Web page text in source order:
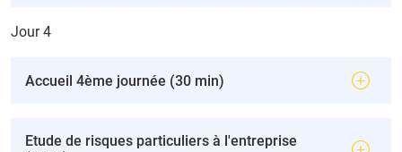
Jour 4
Accueil 4ème journée (30 min)
Etude de risques particuliers à l'entreprise